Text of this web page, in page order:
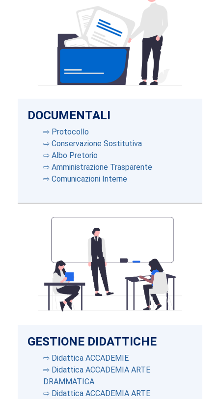
DOCUMENTALI
⇨ Protocollo
⇨ Conservazione Sostitutiva
⇨ Albo Pretorio
⇨ Amministrazione Trasparente
⇨ Comunicazioni Interne
GESTIONE DIDATTICHE
⇨ Didattica ACCADEMIE
⇨ Didattica ACCADEMIA ARTE
DRAMMATICA
⇨ Didattica ACCADEMIA ARTE